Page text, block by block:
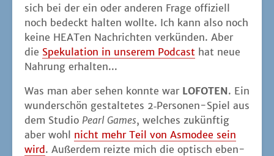
sich bei der ein oder ande­ren Fra­ge offi­zi­ell
noch bedeckt hal­ten woll­te. Ich kann also noch
kei­ne HEA­Ten Nach­rich­ten ver­kün­den. Aber
die Spe­ku­la­ti­on in unse­rem Pod­cast hat neue
Nah­rung erhalten...
Was man aber sehen konn­te war LOFOTEN. Ein
wun­der­schön gestal­te­tes 2‑Per­so­nen-Spiel aus
dem Stu­dio Pearl Games, wel­ches zukünf­tig
aber wohl nicht mehr Teil von Asmo­dee sein
wird. Außer­dem reiz­te mich die optisch eben­